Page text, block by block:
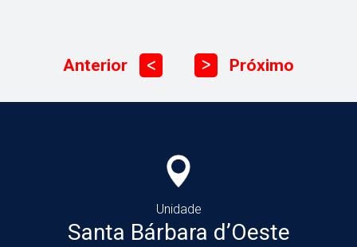
Anterior ᐳ ᐳ Próximo
Unidade
Santa Bárbara d’Oeste